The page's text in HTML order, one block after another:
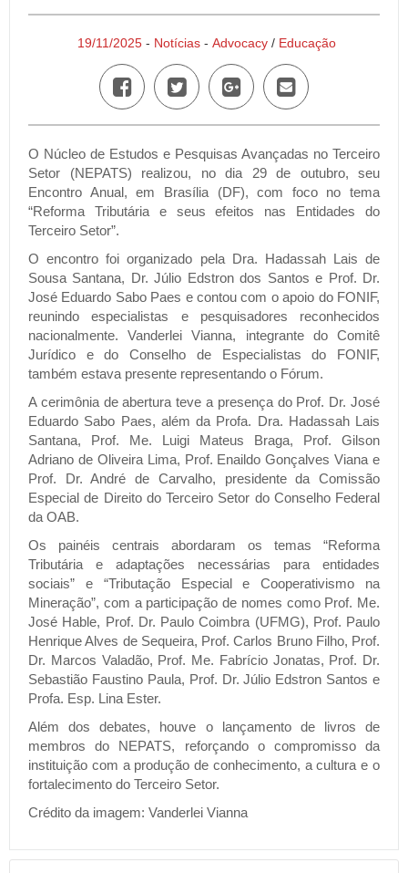
19/11/2025 - Notícias - Advocacy / Educação
O Núcleo de Estudos e Pesquisas Avançadas no Terceiro
Setor (NEPATS) realizou, no dia 29 de outubro, seu
Encontro Anual, em Brasília (DF), com foco no tema
“Reforma Tributária e seus efeitos nas Entidades do
Terceiro Setor”.
O encontro foi organizado pela Dra. Hadassah Lais de
Sousa Santana, Dr. Júlio Edstron dos Santos e Prof. Dr.
José Eduardo Sabo Paes e contou com o apoio do FONIF,
reunindo especialistas e pesquisadores reconhecidos
nacionalmente. Vanderlei Vianna, integrante do Comitê
Jurídico e do Conselho de Especialistas do FONIF,
também estava presente representando o Fórum.
A cerimônia de abertura teve a presença do Prof. Dr. José
Eduardo Sabo Paes, além da Profa. Dra. Hadassah Lais
Santana, Prof. Me. Luigi Mateus Braga, Prof. Gilson
Adriano de Oliveira Lima, Prof. Enaildo Gonçalves Viana e
Prof. Dr. André de Carvalho, presidente da Comissão
Especial de Direito do Terceiro Setor do Conselho Federal
da OAB.
Os painéis centrais abordaram os temas “Reforma
Tributária e adaptações necessárias para entidades
sociais” e “Tributação Especial e Cooperativismo na
Mineração”, com a participação de nomes como Prof. Me.
José Hable, Prof. Dr. Paulo Coimbra (UFMG), Prof. Paulo
Henrique Alves de Sequeira, Prof. Carlos Bruno Filho, Prof.
Dr. Marcos Valadão, Prof. Me. Fabrício Jonatas, Prof. Dr.
Sebastião Faustino Paula, Prof. Dr. Júlio Edstron Santos e
Profa. Esp. Lina Ester.
Além dos debates, houve o lançamento de livros de
membros do NEPATS, reforçando o compromisso da
instituição com a produção de conhecimento, a cultura e o
fortalecimento do Terceiro Setor.
Crédito da imagem: Vanderlei Vianna